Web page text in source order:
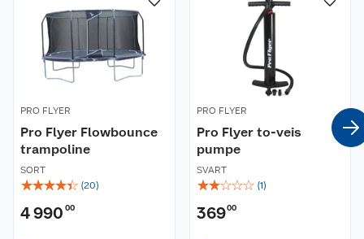
PRO FLYER
Pro Flyer Flowbounce
trampoline
SORT
☆☆☆☆☆ (20)
4 990 00
PRO FLYER
Pro Flyer to-veis
pumpe
SVART
☆☆☆☆☆ (1)
36900